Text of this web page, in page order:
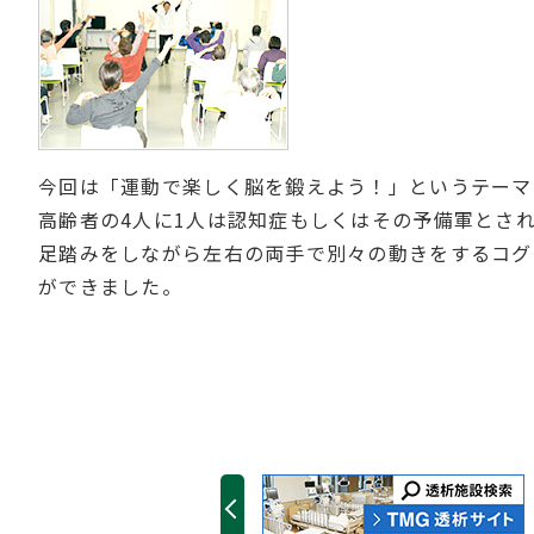
今回は「運動で楽しく脳を鍛えよう！」というテー
高齢者の4人に1人は認知症もしくはその予備軍とさ
足踏みをしながら左右の両手で別々の動きをするコ
ができました。